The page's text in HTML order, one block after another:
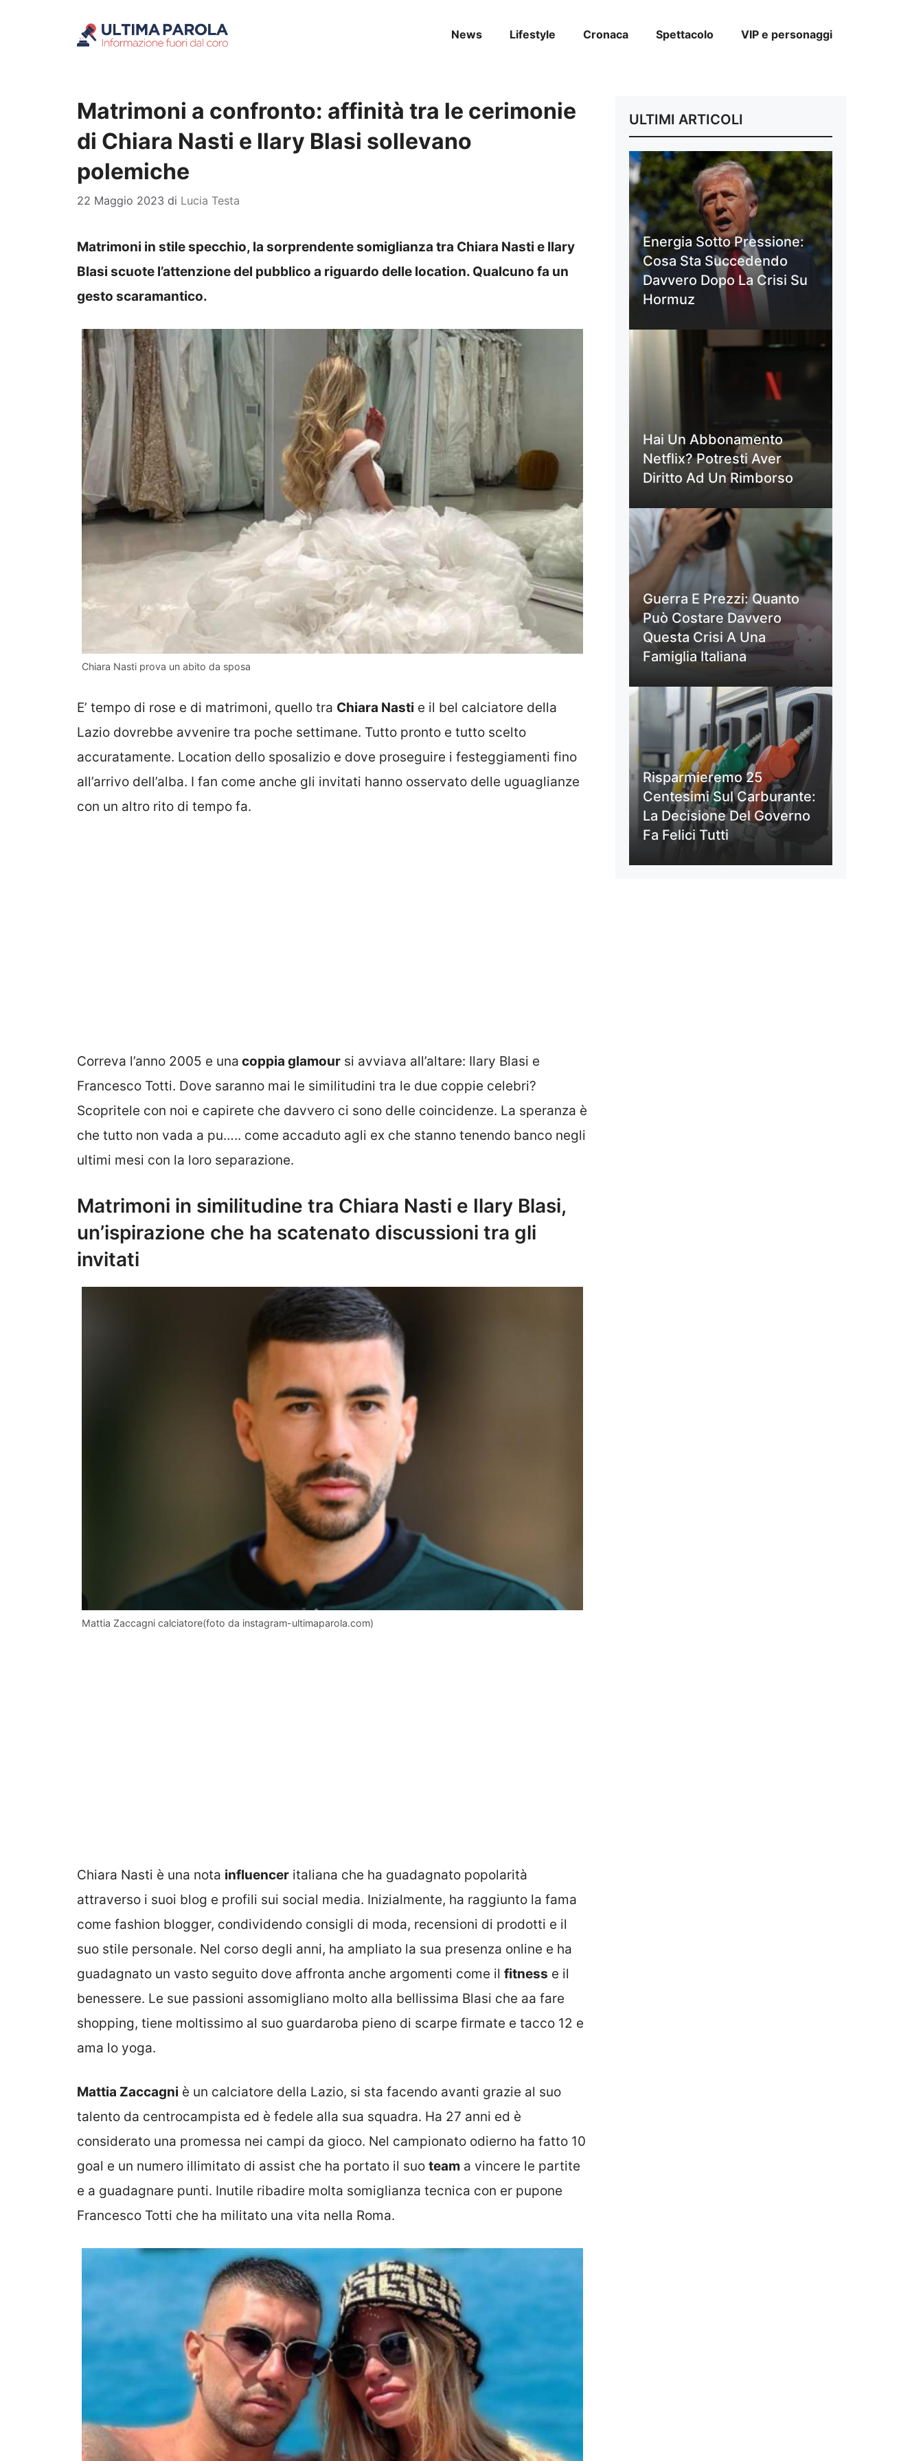
News Lifestyle Cronaca Spettacolo VIP e personaggi
Matrimoni a confronto: affinità tra le cerimonie
di Chiara Nasti e Ilary Blasi sollevano
polemiche
22 Maggio 2023 di Lucia Testa
Matrimoni in stile specchio, la sorprendente somiglianza tra Chiara Nasti e Ilary
Blasi scuote l’attenzione del pubblico a riguardo delle location. Qualcuno fa un
gesto scaramantico.
Chiara Nasti prova un abito da sposa
E’ tempo di rose e di matrimoni, quello tra Chiara Nasti e il bel calciatore della
Lazio dovrebbe avvenire tra poche settimane. Tutto pronto e tutto scelto
accuratamente. Location dello sposalizio e dove proseguire i festeggiamenti fino
all’arrivo dell’alba. I fan come anche gli invitati hanno osservato delle uguaglianze
con un altro rito di tempo fa.
Correva l’anno 2005 e una coppia glamour si avviava all’altare: Ilary Blasi e
Francesco Totti. Dove saranno mai le similitudini tra le due coppie celebri?
Scopritele con noi e capirete che davvero ci sono delle coincidenze. La speranza è
che tutto non vada a pu….. come accaduto agli ex che stanno tenendo banco negli
ultimi mesi con la loro separazione.
Matrimoni in similitudine tra Chiara Nasti e Ilary Blasi,
un’ispirazione che ha scatenato discussioni tra gli
invitati
Mattia Zaccagni calciatore(foto da instagram-ultimaparola.com)
Chiara Nasti è una nota influencer italiana che ha guadagnato popolarità
attraverso i suoi blog e profili sui social media. Inizialmente, ha raggiunto la fama
come fashion blogger, condividendo consigli di moda, recensioni di prodotti e il
suo stile personale. Nel corso degli anni, ha ampliato la sua presenza online e ha
guadagnato un vasto seguito dove affronta anche argomenti come il fitness e il
benessere. Le sue passioni assomigliano molto alla bellissima Blasi che aa fare
shopping, tiene moltissimo al suo guardaroba pieno di scarpe firmate e tacco 12 e
ama lo yoga.
Mattia Zaccagni è un calciatore della Lazio, si sta facendo avanti grazie al suo
talento da centrocampista ed è fedele alla sua squadra. Ha 27 anni ed è
considerato una promessa nei campi da gioco. Nel campionato odierno ha fatto 10
goal e un numero illimitato di assist che ha portato il suo team a vincere le partite
e a guadagnare punti. Inutile ribadire molta somiglianza tecnica con er pupone
Francesco Totti che ha militato una vita nella Roma.
ULTIMI ARTICOLI
Energia Sotto Pressione:
Cosa Sta Succedendo
Davvero Dopo La Crisi Su
Hormuz
Hai Un Abbonamento
Netflix? Potresti Aver
Diritto Ad Un Rimborso
Guerra E Prezzi: Quanto
Può Costare Davvero
Questa Crisi A Una
Famiglia Italiana
Risparmieremo 25
Centesimi Sul Carburante:
La Decisione Del Governo
Fa Felici Tutti